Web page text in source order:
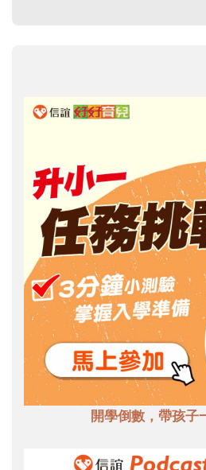
開學倒數，帶孩子